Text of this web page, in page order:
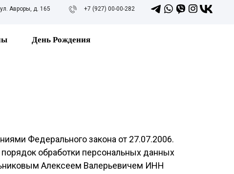
Авроры, д. 165 +7 (927) 00-00-282
День Рождения
Федерального закона от 27.07.2006.
обработки персональных данных
Алексеем Валерьевичем ИНН